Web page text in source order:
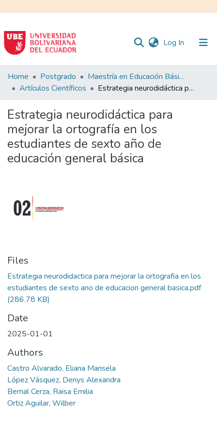
Log In (current)
Communities
&
All of DSpace
Statistics
Home Postgrado
Maestría en Educación Básica
Artículos Científicos
Estrategia neurodidáctica para mejorar la ortografía en los estudiantes de sexto año de educación general básica
Estrategia neurodidáctica para
mejorar la ortografía en los
estudiantes de sexto año de
educación general básica
Files
Estrategia neurodidactica para mejorar la ortografia en los
estudiantes de sexto ano de educacion general basica.pdf
(286.78 KB)
Date
2025-01-01
Authors
Castro Alvarado, Eliana Marisela
López Vásquez, Denys Alexandra
Bernal Cerza, Raisa Emilia
Ortiz Aguilar, Wilber